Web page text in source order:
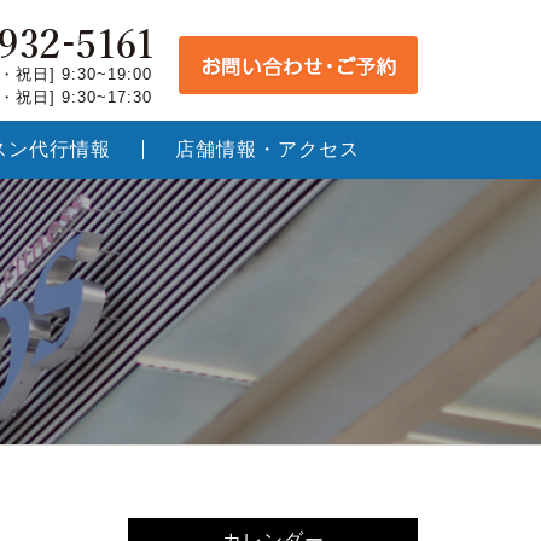
祝日] 9:30~19:00
祝日] 9:30~17:30
ン代行情報 店舗情報・アクセス